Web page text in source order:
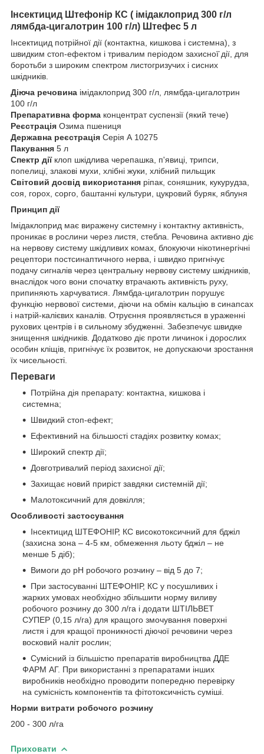
Інсектицид Штефонір КС ( імідаклоприд 300 г/л
лямбда-цигалотрин 100 г/л) Штефес 5 л
Інсектицид потрійної дії (контактна, кишкова і системна), з
швидким стоп-ефектом і тривалим періодом захисної̈ дії, для
боротьби з широким спектром листогризучих і сисних
шкідників.
Діюча речовина імідаклоприд 300 г/л, лямбда-цигалотрин
100 г/л
Препаративна форма концентрат суспензії (який тече)
Реєстрація Озима пшениця
Державна реєстрація Серія А 10275
Пакування 5 л
Спектр дії клоп шкідлива черепашка, п'явиці, трипси,
попелиці, злакові мухи, хлібні жуки, хлібний пильщик
Світовий досвід використання ріпак, соняшник, кукурудза,
соя, горох, сорго, баштанні культури, цукровий буряк, яблуня
Принцип дії
Імідаклоприд має виражену системну і контактну активність,
проникає в рослини через листя, стебла. Речовина активно діє
на нервову систему шкідливих комах, блокуючи нікотинергічні
рецептори постсинаптичного нерва, і швидко пригнічує
подачу сигналів через центральну нервову систему шкідників,
внаслідок чого вони спочатку втрачають активність руху,
припиняють харчуватися. Лямбда-цигалотрин порушує
функцію нервової системи, діючи на обмін кальцію в синапсах
і натрій-калієвих каналів. Отруєння проявляється в ураженні
рухових центрів і в сильному збудженні. Забезпечує швидке
знищення шкідників. Додатково діє проти личинок і дорослих
особин кліщів, пригнічує їх розвиток, не допускаючи зростання
їх чисельності.
Переваги
Потрійна дія препарату: контактна, кишкова і
системна;
Швидкий стоп-ефект;
Ефективний на більшості стадіях розвитку комах;
Широкий спектр дії;
Довготривалий період захисної дії;
Захищає новий приріст завдяки системній дії;
Малотоксичний для довкілля;
Особливості застосування
Інсектицид ШТЕФОНІР, КС високотоксичний для бджіл
(захисна зона – 4-5 км, обмеження льоту бджіл – не
менше 5 діб);
Вимоги до рН робочого розчину – від 5 до 7;
При застосуванні ШТЕФОНІР, КС у посушливих і
жарких умовах необхідно збільшити норму виливу
робочого розчину до 300 л/га і додати ШТІЛЬВЕТ
СУПЕР (0,15 л/га) для кращого змочування поверхні
листя і для кращої проникності діючої речовини через
восковий наліт рослин;
Сумісний із більшістю препаратів виробництва ДДЕ
ФАРМ АГ. При використанні з препаратами інших
виробників необхідно проводити попередню перевірку
на сумісність компонентів та фітотоксичність суміші.
Норми витрати робочого розчину
200 - 300 л/га
Приховати